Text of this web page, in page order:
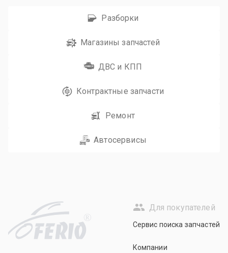
Разборки
Магазины запчастей
ДВС и КПП
Контрактные запчасти
Ремонт
Автосервисы
R
Для покупателей
Сервис поиска запчастей
Компании